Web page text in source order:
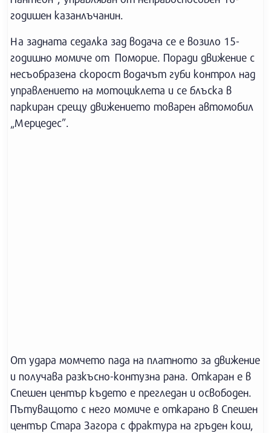
годишен казанлъчанин.
На задната седалка зад водача се е возило 15-
годишно момиче от Поморие. Поради движение с
несъобразена скорост водачът губи контрол над
управлението на мотоциклета и се блъска в
паркиран срещу движението товарен автомобил
„Мерцедес”.
От удара момчето пада на платното за движение
и получава разкъсно-контузна рана. Откаран е в
Спешен център където е прегледан и освободен.
Пътуващото с него момиче е откарано в Спешен
център Стара Загора с фрактура на гръден кош,